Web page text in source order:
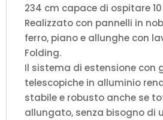
234 cm capace di ospitare
Realizzato con pannelli in
ferro, piano e allunghe con
Folding.
Il sistema di estensione con
telescopiche in alluminio
stabile e robusto anche se
allungato, senza bisogno di